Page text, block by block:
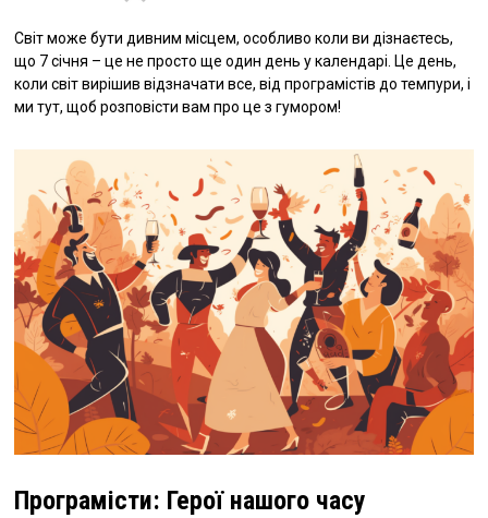
Світ може бути дивним місцем, особливо коли ви дізнаєтесь,
що 7 січня – це не просто ще один день у календарі. Це день,
коли світ вирішив відзначати все, від програмістів до темпури, і
ми тут, щоб розповісти вам про це з гумором!
Програмісти: Герої нашого часу